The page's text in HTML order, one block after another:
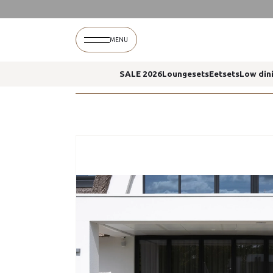
MENU
SALE 2026LoungesetsEetsetsLow
Maxime
Loungesets Maxime